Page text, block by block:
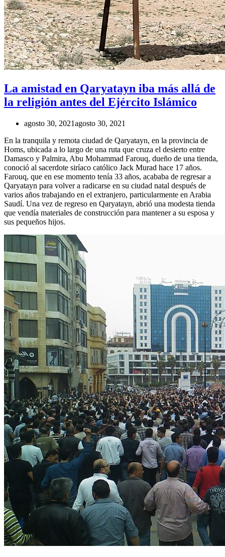
La amistad en Qaryatayn iba más allá de
la religión antes del Ejército Islámico
agosto 30, 2021agosto 30, 2021
En la tranquila y remota ciudad de Qaryatayn, en la provincia de
Homs, ubicada a lo largo de una ruta que cruza el desierto entre
Damasco y Palmira, Abu Mohammad Farouq, dueño de una tienda,
conoció al sacerdote siríaco católico Jack Murad hace 17 años.
Farouq, que en ese momento tenía 33 años, acababa de regresar a
Qaryatayn para volver a radicarse en su ciudad natal después de
varios años trabajando en el extranjero, particularmente en Arabia
Saudí. Una vez de regreso en Qaryatayn, abrió una modesta tienda
que vendía materiales de construcción para mantener a su esposa y
sus pequeños hijos.